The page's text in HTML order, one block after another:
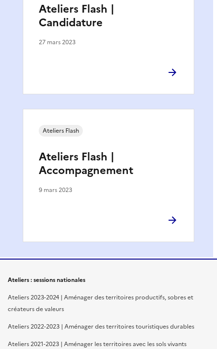
Ateliers Flash |
Candidature
27 mars 2023
Ateliers Flash |
Accompagnement
Ateliers Flash
9 mars 2023
Ateliers : sessions nationales
Ateliers 2023-2024 | Aménager des territoires productifs, sobres et
créateurs de valeurs
Ateliers 2022-2023 | Aménager des territoires touristiques durables
Ateliers 2021-2023 | Aménager les territoires avec les sols vivants